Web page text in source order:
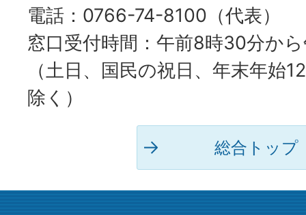
電話：0766-74-8100（代表）
窓口受付時間：午前8時30分か
（土日、国民の祝日、年末年始
除く）
総合トップ